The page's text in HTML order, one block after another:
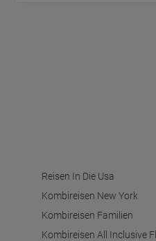
Reisen In Die Usa
Kombireisen New York
Kombireisen Familien
Kombireisen All Inclusive